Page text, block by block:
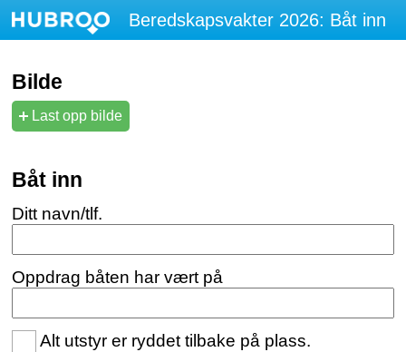
Beredskapsvakter 2026: Båt inn
Bilde
Last opp bilde
Båt inn
Ditt navn/tlf.
Oppdrag båten har vært på
Alt utstyr er ryddet tilbake på plass.